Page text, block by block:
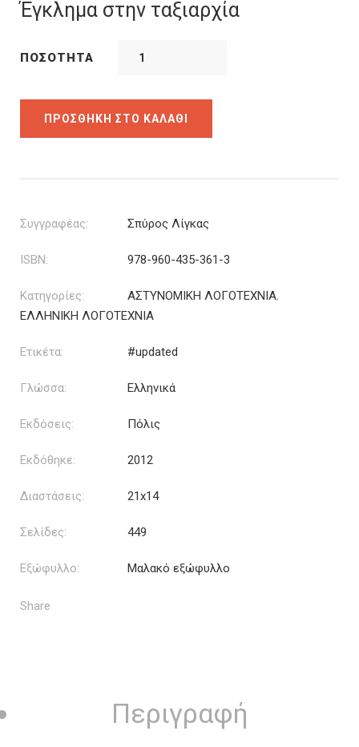
20.00€.
είναι:
Έγκλημα στην ταξιαρχία
ΠΟΣΌΤΗΤΑ
ΠΡΟΣΘΉΚΗ ΣΤΟ ΚΑΛΆΘΙ
Συγγραφέας: Σπύρος Λίγκας
ISBN: 978-960-435-361-3
Κατηγορίες: ΑΣΤΥΝΟΜΙΚΗ ΛΟΓΟΤΕΧΝΙΑ,
ΕΛΛΗΝΙΚΗ ΛΟΓΟΤΕΧΝΙΑ
Ετικέτα: #updated
Γλώσσα: Ελληνικά
Εκδόσεις: Πόλις
Εκδόθηκε: 2012
Διαστάσεις: 21x14
Σελίδες: 449
Εξώφυλλο: Μαλακό εξώφυλλο
Share
Περιγραφή